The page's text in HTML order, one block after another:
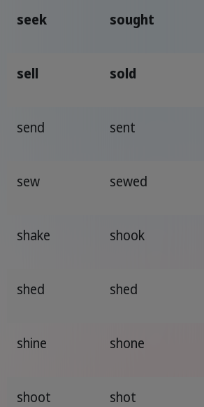
seek sought
sell sold
send sent
sew sewed
shake shook
shed shed
shine shone
shoot shot